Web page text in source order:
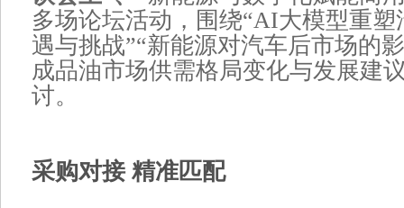
多场论坛活动，围绕“AI大模型重
遇与挑战”“新能源对汽车后市场的
成品油市场供需格局变化与发展建
讨。
采购对接 精准匹配